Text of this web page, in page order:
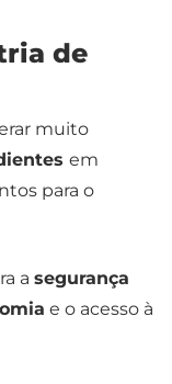
de
muito
em
para o
a segurança
e o acesso à